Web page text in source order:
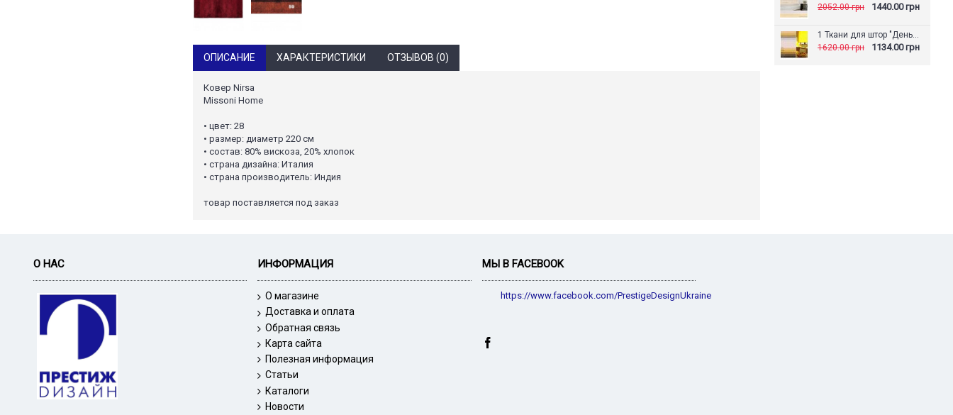
2052.00 грн
1440.00 грн
1 Ткани для штор "День-Ночь" Артек
1620.00 грн
1134.00 грн
ОПИСАНИЕ ХАРАКТЕРИСТИКИ ОТЗЫВОВ (0)
Ковер Nirsa
Missoni Home
• цвет: 28
• размер: диаметр 220 см
• состав: 80% вискоза, 20% хлопок
• страна дизайна: Италия
• страна производитель: Индия
товар поставляется под заказ
О НАС ИНФОРМАЦИЯ
О магазине
Доставка и оплата
Обратная связь
Карта сайта
Полезная информация
Статьи
Каталоги
Новости
МЫ В FACEBOOK
https://www.facebook.com/PrestigeDesignUkraine